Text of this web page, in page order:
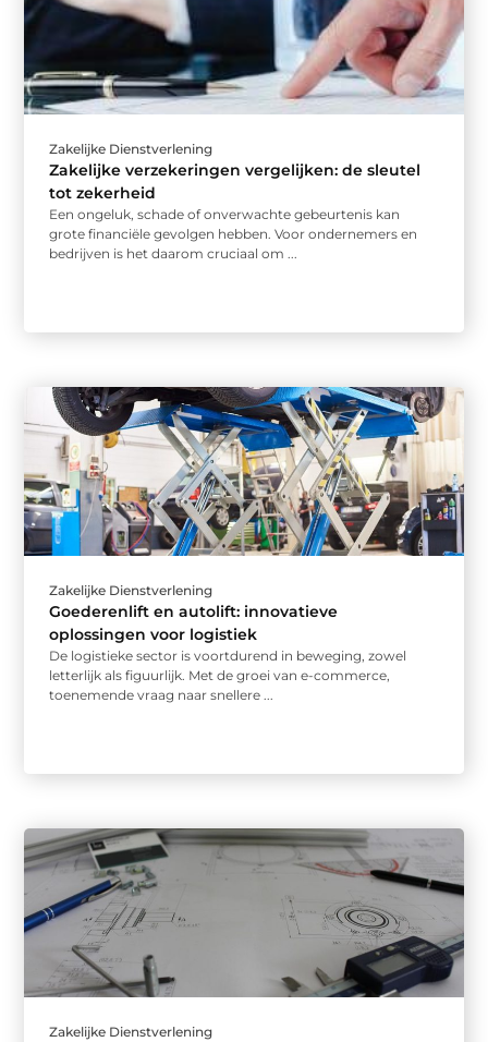
Zakelijke Dienstverlening
Zakelijke verzekeringen vergelijken: de sleutel
tot zekerheid
Een ongeluk, schade of onverwachte gebeurtenis kan
grote financiële gevolgen hebben. Voor ondernemers en
bedrijven is het daarom cruciaal om ...
Zakelijke Dienstverlening
Goederenlift en autolift: innovatieve
oplossingen voor logistiek
De logistieke sector is voortdurend in beweging, zowel
letterlijk als figuurlijk. Met de groei van e-commerce,
toenemende vraag naar snellere ...
Zakelijke Dienstverlening